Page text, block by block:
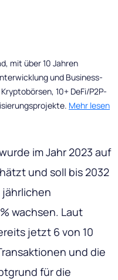
mit über 10 Jahren
und Business-
10+ DeFi/P2P-
Mehr lesen
im Jahr 2023 auf
und soll bis 2032
wachsen. Laut
jetzt 6 von 10
und die
für die